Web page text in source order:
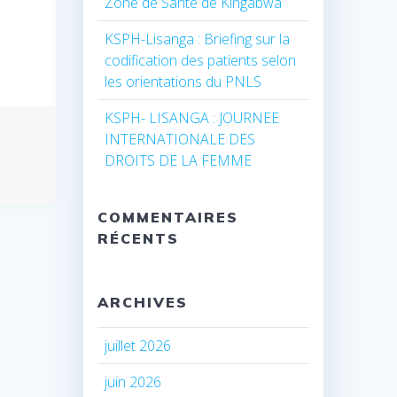
KSPH-Lisanga : Briefing sur la
codification des patients selon
les orientations du PNLS
KSPH- LISANGA : JOURNEE
INTERNATIONALE DES
DROITS DE LA FEMME
COMMENTAIRES
RÉCENTS
ARCHIVES
juillet 2026
juin 2026